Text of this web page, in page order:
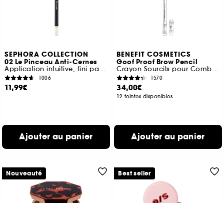
SEPHORA COLLECTION
02 Le Pinceau Anti-Cernes
Application intuitive, fini parfait
1006
11,99€
Ajouter au panier
BENEFIT COSMETICS
Goof Proof Brow Pencil
Crayon Sourcils pour Combler et Etoffer les Sourcils
1570
34,00€
12 teintes disponibles
Ajouter au panier
Nouveauté Best seller